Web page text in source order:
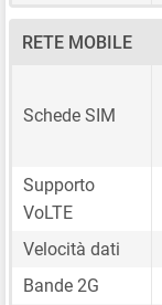
RETE MOBILE
Schede SIM
Supporto
VoLTE
Velocità dati
Bande 2G